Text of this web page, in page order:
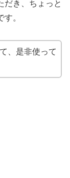
だき、ちょっと
。
、是非使って